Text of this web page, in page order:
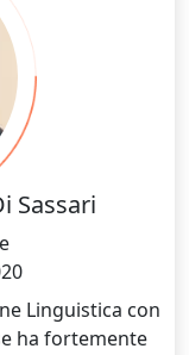
Sassari
Linguistica con
ha fortemente